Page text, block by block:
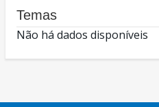
Temas
Não há dados disponíveis